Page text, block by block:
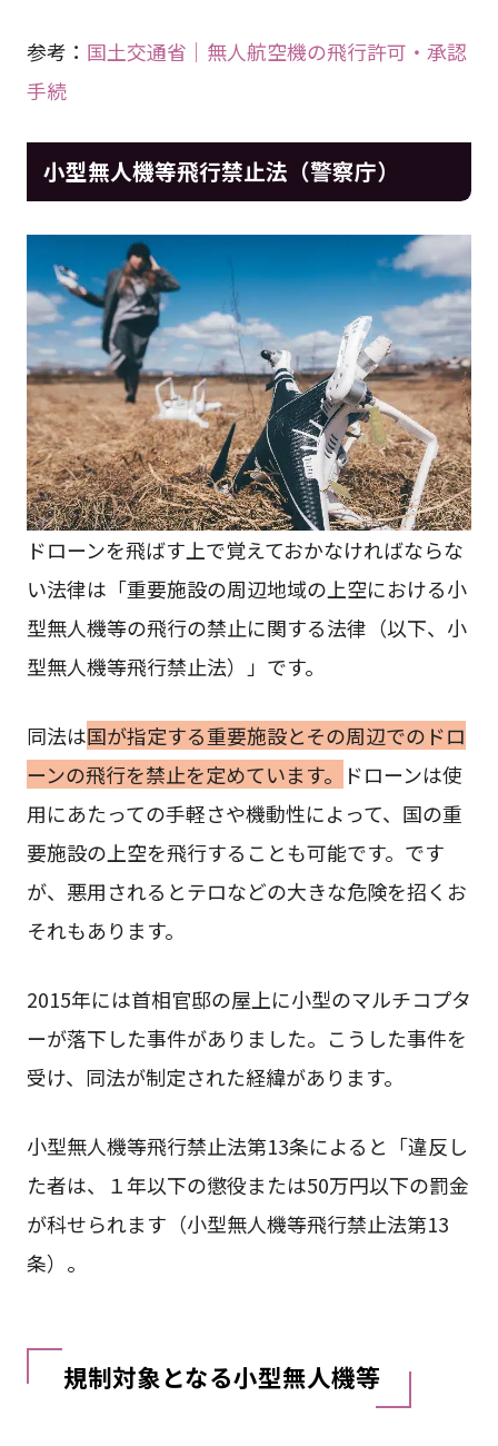
参考： 国土交通省｜無人航空機の飛行許可・承認
手続
小型無人機等飛行禁止法（警察庁）
ドローンを飛ばす上で覚えておかなければならな
い法律は「重要施設の周辺地域の上空における小
型無人機等の飛行の禁止に関する法律（以下、小
型無人機等飛行禁止法）」です。
同法は国が指定する重要施設とその周辺でのドロ
ーンの飛行を禁止を定めています。
ドローンは使
用にあたっての手軽さや機動性によって、国の重
要施設の上空を飛行することも可能です。です
が、悪用されるとテロなどの大きな危険を招くお
それもあります。
2015年には首相官邸の屋上に小型のマルチコプタ
ーが落下した事件がありました。こうした事件を
受け、同法が制定された経緯があります。
小型無人機等飛行禁止法第13条によると「違反し
た者は、１年以下の懲役または50万円以下の罰金
が科せられます（小型無人機等飛行禁止法第13
条）。
規制対象となる小型無人機等